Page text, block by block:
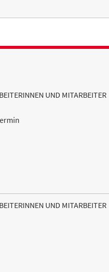
UND MITARBEITER
UND MITARBEITER